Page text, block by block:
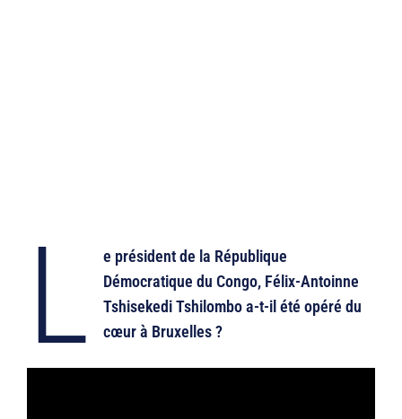
L
e président de la République
Démocratique du Congo, Félix-Antoinne
Tshisekedi Tshilombo a-t-il été opéré du
cœur à Bruxelles ?